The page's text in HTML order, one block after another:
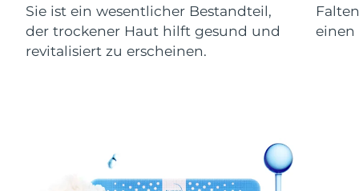
Sie ist ein wesentlicher Bestandteil,
der trockener Haut hilft gesund und
revitalisiert zu erscheinen.
einen
Jersey
Erwartete Lieferung
14/08/2026
Erwartete Lieferung
09/08/2026